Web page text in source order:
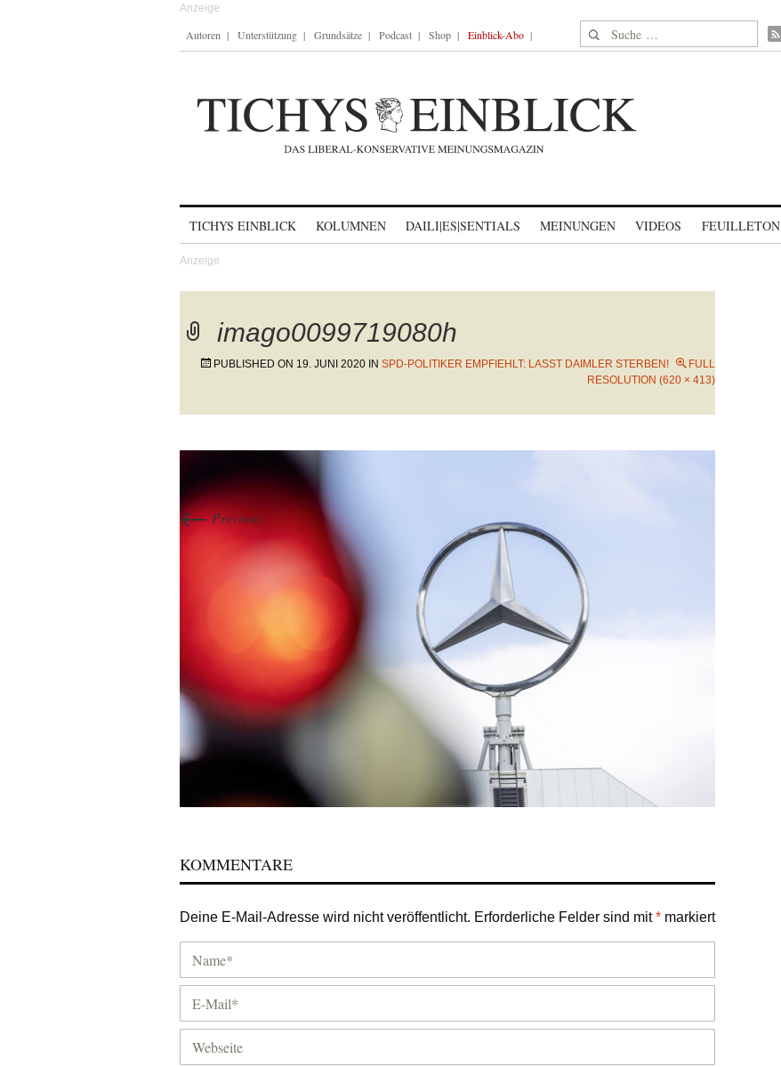
Autoren Unterstützung Grundsätze Podcast Shop Einblick-Abo Suche nach:
TICHYS EINBLICK KOLUMNEN DAILI|ES|SENTIALS MEINUNGEN VIDEOS FEUILLETON
imago0099719080h
PUBLISHED ON 19. JUNI 2020 IN SPD-POLITIKER EMPFIEHLT: LASST DAIMLER STERBEN!
FULL
RESOLUTION (620 × 413)
←Previous
KOMMENTARE
Deine E-Mail-Adresse wird nicht veröffentlicht. Erforderliche Felder sind mit* markiert